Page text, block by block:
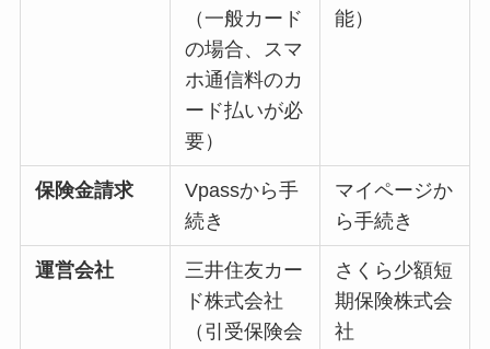
（一般カード
の場合、スマ
ホ通信料のカ
ード払いが必
要）
能）
保険金請求
Vpassから手
続き
マイページか
ら手続き
運営会社
三井住友カー
ド株式会社
（引受保険会
さくら少額短
期保険株式会
社